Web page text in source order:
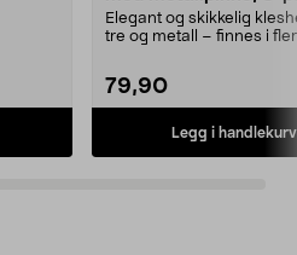
Elegant og skikkelig
tre og metall – finnes i
79,90
Legg i handlekurv